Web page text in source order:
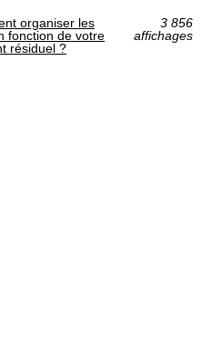
organiser les
fonction de votre
résiduel ?
3 856
affichages